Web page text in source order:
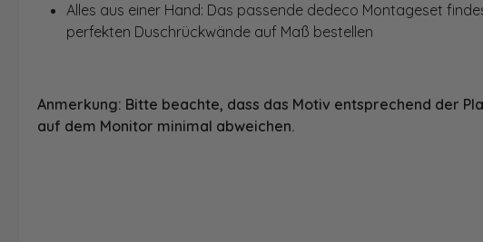
Alles aus einer Hand: Das passende dedeco Montageset
perfekten Duschrückwände auf Maß bestellen
Anmerkung: Bitte beachte, dass das Motiv entsprechend der
auf dem Monitor minimal abweichen.